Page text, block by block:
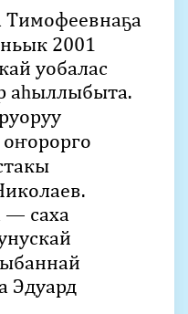
Тимофеевнаҕа
2001
уобалас
аһыллыбыта.
— саха
Эдуард